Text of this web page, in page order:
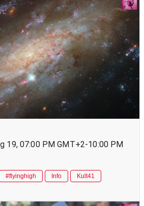
19, 07:00 PM GMT+2-10:00 PM
#flyinghigh Info
Kult41